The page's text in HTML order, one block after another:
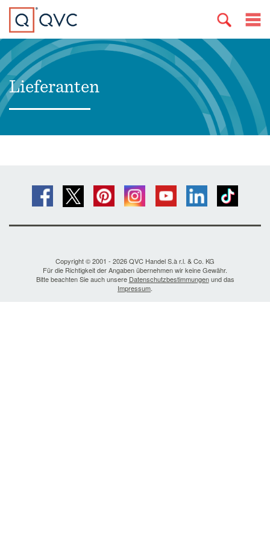
Lieferanten
Copyright © 2001 - 2026 QVC Handel S.à r.l. & Co. KG
Für die Richtigkeit der Angaben übernehmen wir keine Gewähr.
Bitte beachten Sie auch unsere Datenschutzbestimmungenund das
Impressum.